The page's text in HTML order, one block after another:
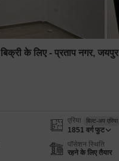
के लिए - प्रताप नगर, जयपुर
एरिया बिल्ट-अप एरिया
1851 वर्ग फुट
पॉसेशन स्थिति
रहने के लिए तैयार